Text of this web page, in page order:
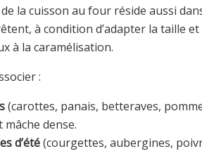
la cuisson au four réside aussi
à condition d’adapter la taille
à la caramélisation.
:
(carottes, panais, betteraves,
dense.
d’été(courgettes, aubergines,